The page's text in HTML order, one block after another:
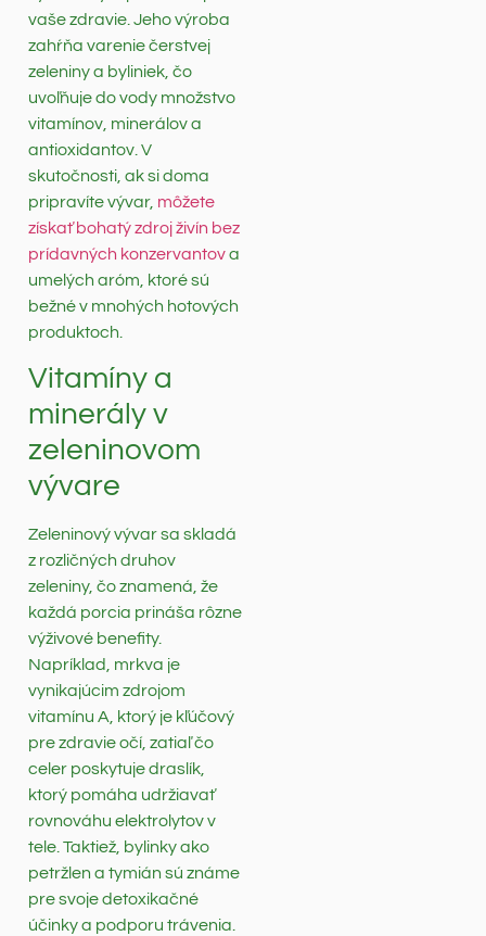
vaše zdravie. Jeho výroba
zahŕňa varenie čerstvej
zeleniny a byliniek, čo
uvoľňuje do vody množstvo
vitamínov, minerálov a
antioxidantov. V
skutočnosti, ak si doma
pripravíte vývar, môžete
získať bohatý zdroj živín bez
prídavných konzervantova
umelých aróm, ktoré sú
bežné v mnohých hotových
produktoch.
Vitamíny a
minerály v
zeleninovom
vývare
Zeleninový vývar sa skladá
z rozličných druhov
zeleniny, čo znamená, že
každá porcia prináša rôzne
výživové benefity.
Napríklad, mrkva je
vynikajúcim zdrojom
vitamínu A, ktorý je kľúčový
pre zdravie očí, zatiaľ čo
celer poskytuje draslík,
ktorý pomáha udržiavať
rovnováhu elektrolytov v
tele. Taktiež, bylinky ako
petržlen a tymián sú známe
pre svoje detoxikačné
účinky a podporu trávenia.